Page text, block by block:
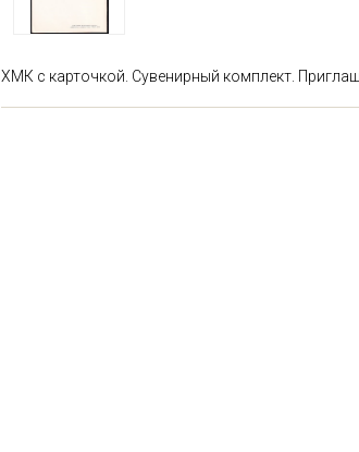
ХМК с карточкой. Сувенирный комплект.